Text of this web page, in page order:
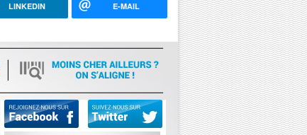
LINKEDIN E-MAIL